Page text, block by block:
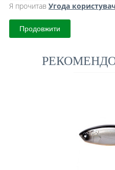
Я прочитав Угода
Продовжити